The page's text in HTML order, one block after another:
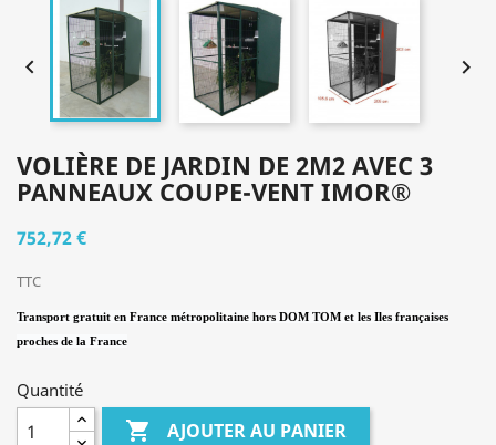
 
VOLIÈRE DE JARDIN DE 2M2 AVEC 3
PANNEAUX COUPE-VENT IMOR®
752,72 €
TTC
Transport gratuit en France métropolitaine hors DOM TOM et les Iles françaises
proches de la France
Quantité
 AJOUTER AU PANIER